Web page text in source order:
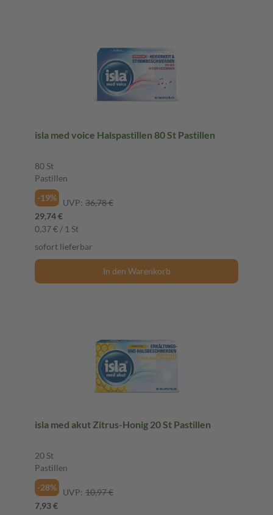
isla med voice Halspastillen 80 St Pastillen
80 St
Pastillen
-19%
UVP: 36,78 €
29,74 €
0,37 € / 1 St
sofort lieferbar
In den Warenkorb
isla med akut Zitrus-Honig 20 St Pastillen
20 St
Pastillen
-28%
UVP: 10,97 €
7,93 €